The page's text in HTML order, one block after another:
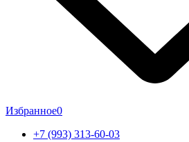
Избранное0
+7 (993) 313-60-03